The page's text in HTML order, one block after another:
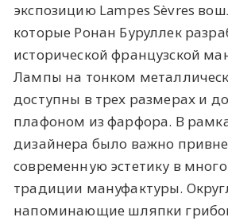
экспозицию Lampes Sèvres
которые Ронан Буруллек
исторической французской
Лампы на тонком
доступны в трех размерах и
плафоном из фарфора. В
дизайнера было важно
современную эстетику в
традиции мануфактуры.
напоминающие шляпки